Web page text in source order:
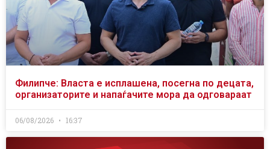
Филипче: Власта е исплашена, посегна по децата,
организаторите и напаѓачите мора да одговараат
06/08/2026 16:37